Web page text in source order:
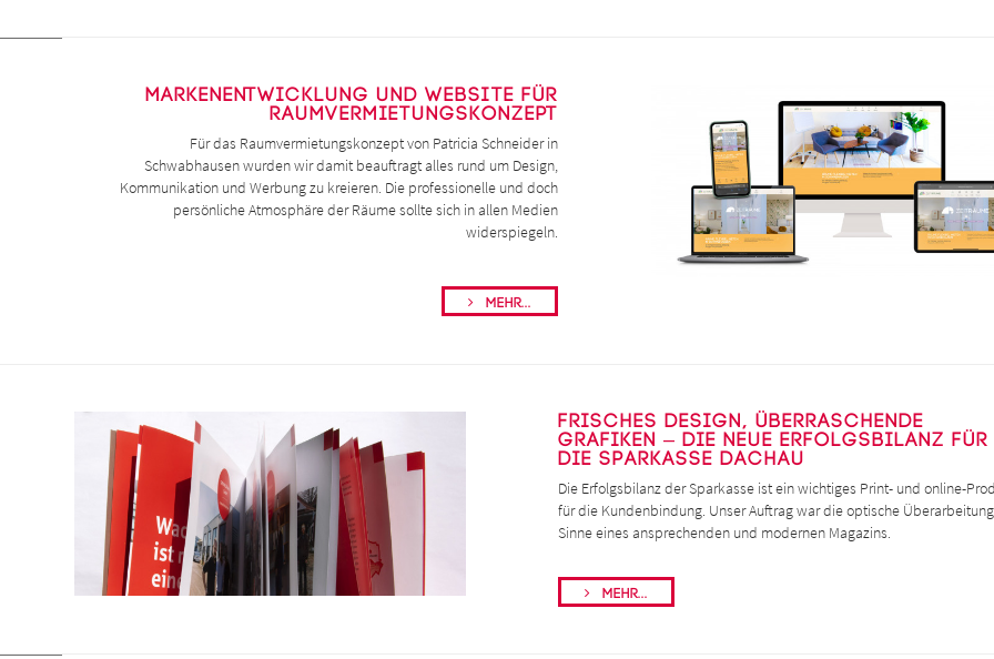
Markenentwicklung und Website für
Raumvermietungskonzept
Für das Raumvermietungskonzept von Patricia Schneider in
Schwabhausen wurden wir damit beauftragt alles rund um Design,
Kommunikation und Werbung zu kreieren. Die professionelle und doch
persönliche Atmosphäre der Räume sollte sich in allen Medien
widerspiegeln.
Mehr...
Frisches Design, überraschende
Grafiken – die neue Erfolgsbilanz für
die Sparkasse Dachau
Die Erfolgsbilanz der Sparkasse ist ein wichtiges Print- und online-
für die Kundenbindung. Unser Auftrag war die optische
Sinne eines ansprechenden und modernen Magazins.
Mehr...